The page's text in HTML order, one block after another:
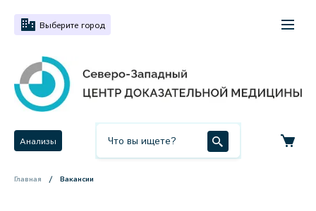
Выберите город
Анализы
Главная Вакансии